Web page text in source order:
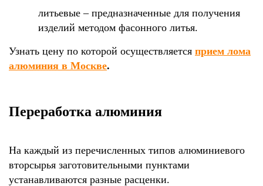
литьевые – предназначенные для получения
изделий методом фасонного литья.
Узнать цену по которой осуществляется прием лома
алюминия в Москве.
Переработка алюминия
На каждый из перечисленных типов алюминиевого
вторсырья заготовительными пунктами
устанавливаются разные расценки.